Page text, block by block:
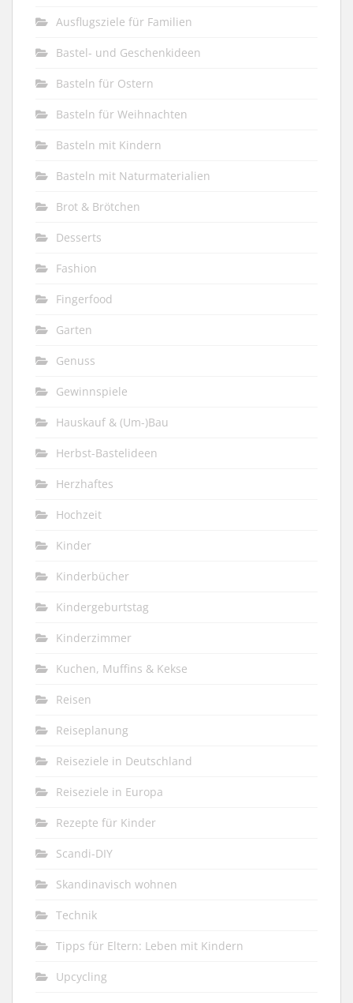
Ausflugsziele für Familien
Bastel- und Geschenkideen
Basteln für Ostern
Basteln für Weihnachten
Basteln mit Kindern
Basteln mit Naturmaterialien
Brot & Brötchen
Desserts
Fashion
Fingerfood
Garten
Genuss
Gewinnspiele
Hauskauf & (Um-)Bau
Herbst-Bastelideen
Herzhaftes
Hochzeit
Kinder
Kinderbücher
Kindergeburtstag
Kinderzimmer
Kuchen, Muffins & Kekse
Reisen
Reiseplanung
Reiseziele in Deutschland
Reiseziele in Europa
Rezepte für Kinder
Scandi-DIY
Skandinavisch wohnen
Technik
Tipps für Eltern: Leben mit Kindern
Upcycling